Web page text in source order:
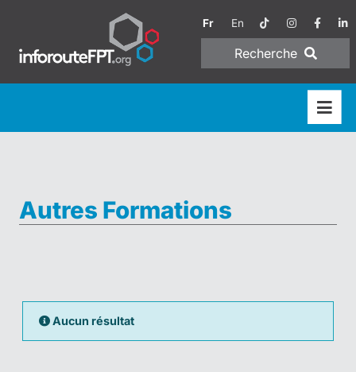
Fr En
Recherche
Autres Formations
Aucun résultat